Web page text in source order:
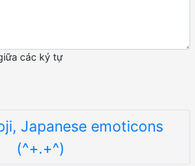
các ký tự
Japanese emoticons
(^+.+^)